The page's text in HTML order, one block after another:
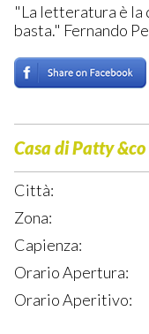
"La letteratura è la
basta." Fernando
Casa di Patty &co
Città:
Zona:
Capienza:
Orario Apertura:
Orario Aperitivo: